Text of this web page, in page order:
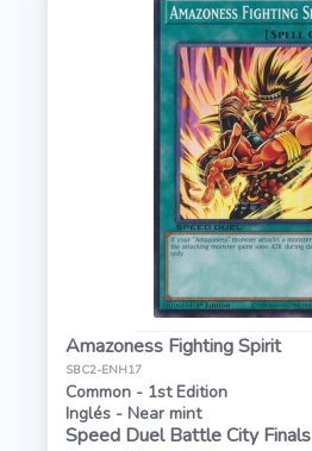
Amazoness Fighting Spirit
SBC2-ENH17
Common - 1st Edition
Inglés - Near mint
Speed Duel Battle City Finals